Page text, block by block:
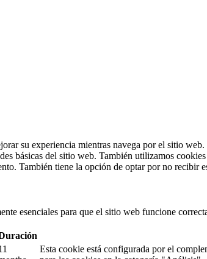
su experiencia mientras navega por el sitio
básicas del sitio web. También utilizamos
También tiene la opción de optar por no recibir
esenciales para que el sitio web funcione
Esta cookie está configurada por el